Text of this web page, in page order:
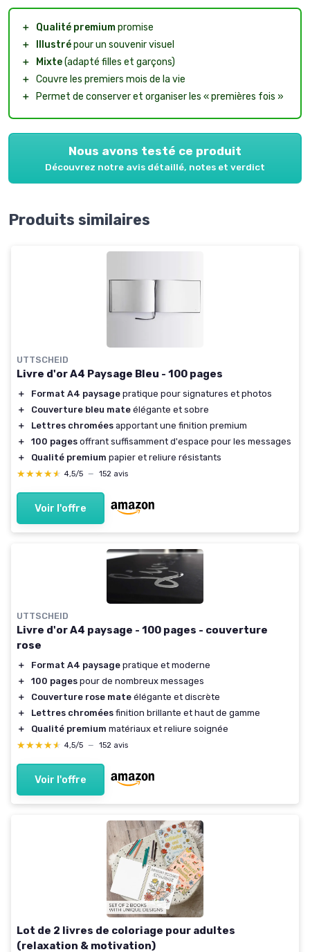
＋ Qualité premiumpromise
＋
Illustrépour un souvenir visuel
＋
Mixte(adapté filles et garçons)
＋ Couvre les premiers mois de la vie
＋
Permet de conserver et organiser les « premières fois »
Nous avons testé ce produit
Découvrez notre avis détaillé, notes et verdict
Produits similaires
UTTSCHEID
Livre d'or A4 Paysage Bleu - 100 pages
＋ Format A4 paysage pratique pour signatures et photos
＋
Couverture bleu mate élégante et sobre
＋
Lettres chromées apportant une finition premium
＋
100 pages offrant suffisamment d'espace pour les messages
＋
Qualité premium papier et reliure résistants
★★★★★
★★★★★ 4,5/5 — 152 avis
Voir l'offre
UTTSCHEID
Livre d'or A4 paysage - 100 pages - couverture
rose
＋ Format A4 paysage pratique et moderne
＋
100 pages pour de nombreux messages
＋
Couverture rose mate élégante et discrète
＋
Lettres chromées finition brillante et haut de gamme
＋
Qualité premium matériaux et reliure soignée
★★★★★
★★★★★ 4,5/5 — 152 avis
Voir l'offre
Lot de 2 livres de coloriage pour adultes
(relaxation & motivation)